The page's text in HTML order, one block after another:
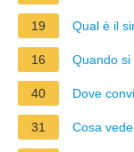
19 Qual è il
16 Quando si
40 Dove
31 Cosa